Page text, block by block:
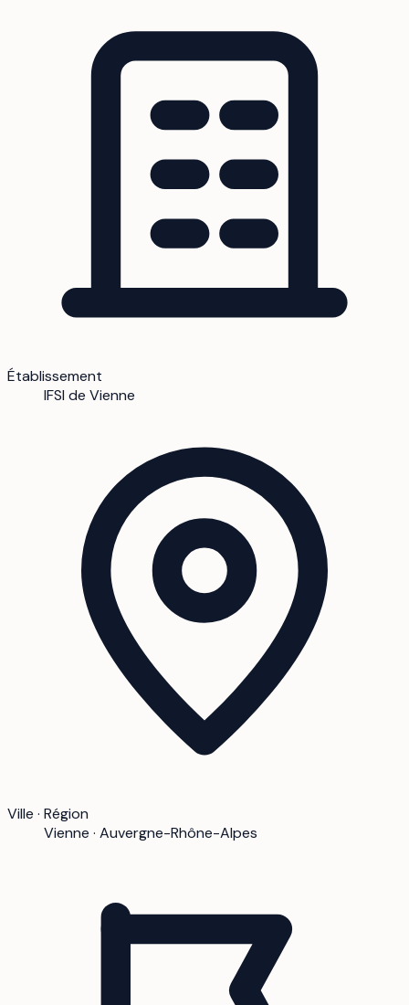
Établissement
IFSI de Vienne
Ville · Région
Vienne · Auvergne-Rhône-Alpes